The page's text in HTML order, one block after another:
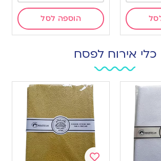
הוספה לסל
כלי אירוח לפסח